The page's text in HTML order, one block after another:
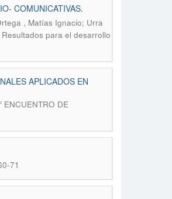
COMUNICATIVAS.
, Matías Ignacio; Urra
para el desarrollo
APLICADOS EN
DE
71